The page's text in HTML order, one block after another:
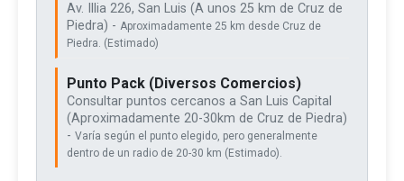
Av. Illia 226, San Luis (A unos 25 km de Cruz de
Piedra) - Aproximadamente 25 km desde Cruz de
Piedra. (Estimado)
Punto Pack (Diversos Comercios)
Consultar puntos cercanos a San Luis Capital
(Aproximadamente 20-30km de Cruz de Piedra)
- Varía según el punto elegido, pero generalmente
dentro de un radio de 20-30 km (Estimado).